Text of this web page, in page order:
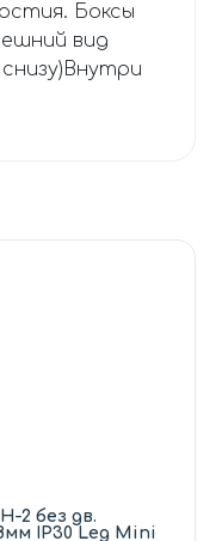
Боксы
вид
2 без дв.
IP30 Leg Mini